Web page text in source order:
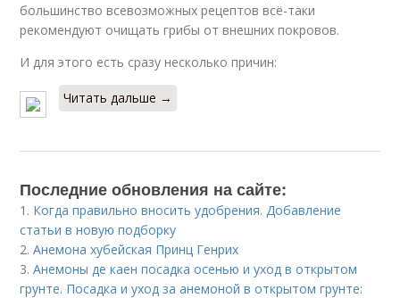
большинство всевозможных рецептов всё-таки
рекомендуют очищать грибы от внешних покровов.
И для этого есть сразу несколько причин:
Читать дальше →
Последние обновления на сайте:
1. Когда правильно вносить удобрения. Добавление
статьи в новую подборку
2.Анемона хубейская Принц Генрих
3.Анемоны де каен посадка осенью и уход в открытом
грунте. Посадка и уход за анемоной в открытом грунте: